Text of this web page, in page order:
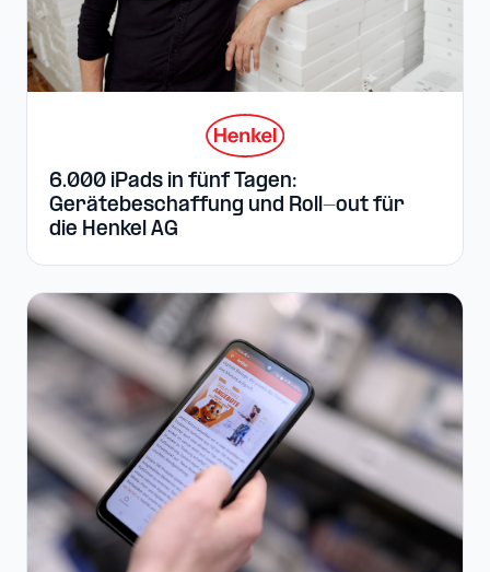
6.000 iPads in fünf Tagen:
Gerätebeschaffung und Roll-out für
die Henkel AG